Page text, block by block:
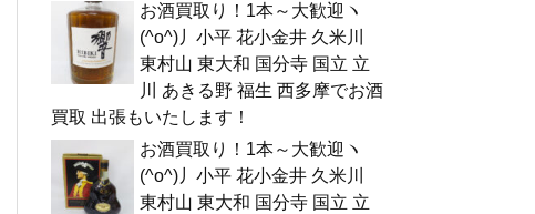
お酒買取り！1本～大歓迎ヽ
(^o^)丿小平 花小金井 久米川
東村山 東大和 国分寺 国立 立
川 あきる野 福生 西多摩でお酒
買取 出張もいたします！
お酒買取り！1本～大歓迎ヽ
(^o^)丿小平 花小金井 久米川
東村山 東大和 国分寺 国立 立